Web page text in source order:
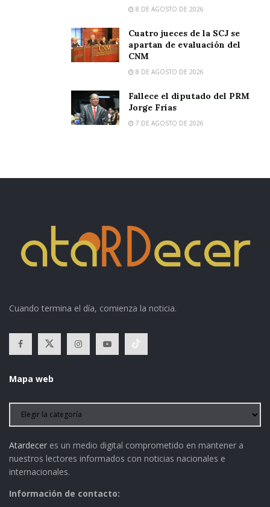
8 DE AGOSTO DE 2026
Cuatro jueces de la SCJ se
apartan de evaluación del
CNM
8 DE AGOSTO DE 2026
Fallece el diputado del PRM
Jorge Frías
7 DE AGOSTO DE 2026
Cuando termina el día, comienza la noticia.
Mapa web
Atardecer es un medio digital comprometido en mantener a
nuestros lectores informados con noticias nacionales e
internacionales.
Información de contacto: